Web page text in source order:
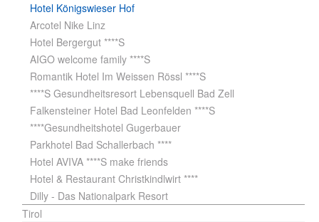
Hotel Königswieser Hof
Arcotel Nike Linz
Hotel Bergergut ****S
AIGO welcome family ****S
Romantik Hotel Im Weissen Rössl ****S
****S Gesundheitsresort Lebensquell Bad Zell
Falkensteiner Hotel Bad Leonfelden ****S
****Gesundheitshotel Gugerbauer
Parkhotel Bad Schallerbach ****
Hotel AVIVA ****S make friends
Hotel & Restaurant Christkindlwirt ****
Dilly - Das Nationalpark Resort
Tirol